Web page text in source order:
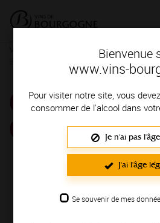
Bienvenue
www.vins-
Pour visiter notre site, vous
consommer de l'alcool dans
Je n'ai pas
J'ai l'âge
Se souvenir de mes
La Bourgogne et ses
Bourgogne, une localisation privilégiée
CORTON-